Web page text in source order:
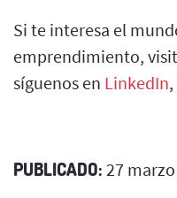
Si te interesa el
emprendimiento,
síguenos en LinkedIn,
PUBLICADO: 27